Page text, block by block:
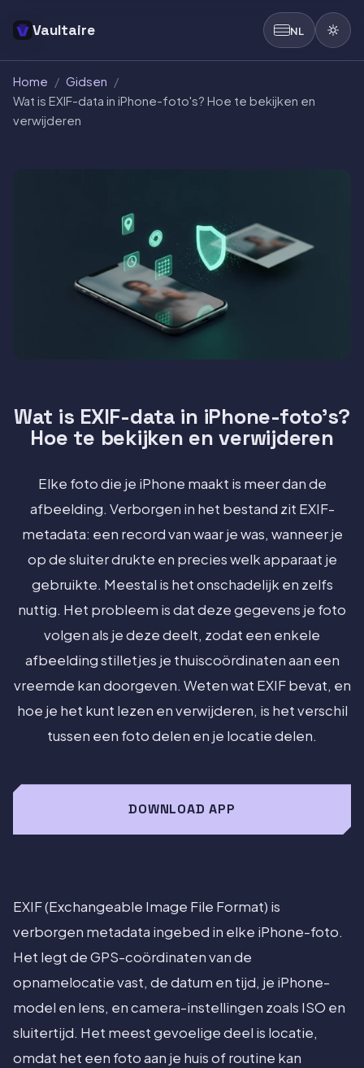
Vaultaire NL
Home / Gidsen /
Wat is EXIF-data in iPhone-foto's? Hoe te bekijken en
verwijderen
Wat is EXIF-data in iPhone-foto's?
Hoe te bekijken en verwijderen
Elke foto die je iPhone maakt is meer dan de
afbeelding. Verborgen in het bestand zit EXIF-
metadata: een record van waar je was, wanneer je
op de sluiter drukte en precies welk apparaat je
gebruikte. Meestal is het onschadelijk en zelfs
nuttig. Het probleem is dat deze gegevens je foto
volgen als je deze deelt, zodat een enkele
afbeelding stilletjes je thuiscoördinaten aan een
vreemde kan doorgeven. Weten wat EXIF bevat, en
hoe je het kunt lezen en verwijderen, is het verschil
tussen een foto delen en je locatie delen.
DOWNLOAD APP
EXIF (Exchangeable Image File Format) is
verborgen metadata ingebed in elke iPhone-foto.
Het legt de GPS-coördinaten van de
opnamelocatie vast, de datum en tijd, je iPhone-
model en lens, en camera-instellingen zoals ISO en
sluitertijd. Het meest gevoelige deel is locatie,
omdat het een foto aan je huis of routine kan